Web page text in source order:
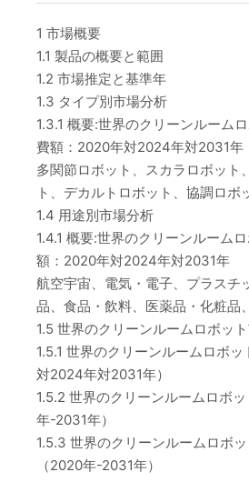
1 市場概要
1.1 製品の概要と範囲
1.2 市場推定と基準年
1.3 タイプ別市場分析
1.3.1 概要:世界のクリーンルーム
費額：2020年対2024年対2031年
多関節ロボット、スカラロボット
ト、デカルトロボット、協調ロボ
1.4 用途別市場分析
1.4.1 概要:世界のクリーンルーム
額：2020年対2024年対2031年
航空宇宙、電気・電子、プラスチ
品、食品・飲料、医薬品・化粧品
1.5 世界のクリーンルームロボッ
1.5.1 世界のクリーンルームロボ
対2024年対2031年）
1.5.2 世界のクリーンルームロボ
年-2031年）
1.5.3 世界のクリーンルームロボ
（2020年-2031年）